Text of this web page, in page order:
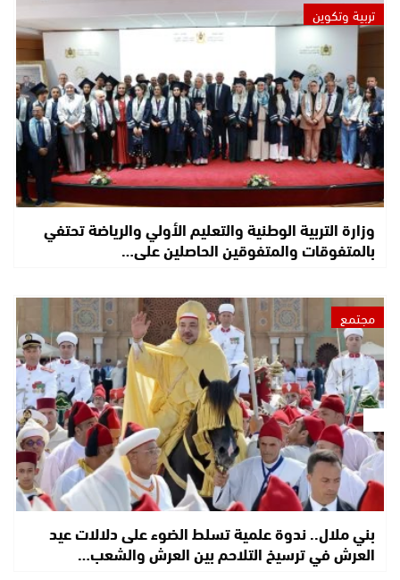
تربية وتكوين
وزارة التربية الوطنية والتعليم الأولي والرياضة تحتفي
بالمتفوقات والمتفوقين الحاصلين على…
مجتمع
بني ملال.. ندوة علمية تسلط الضوء على دلالات عيد
العرش في ترسيخ التلاحم بين العرش والشعب…